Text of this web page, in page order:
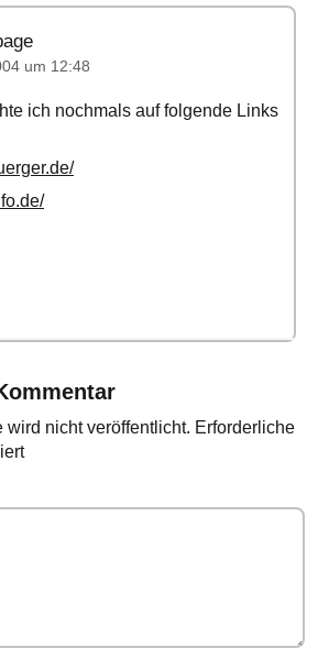
um 12:48
ich nochmals auf folgende Links
wird nicht veröffentlicht. Erforderliche